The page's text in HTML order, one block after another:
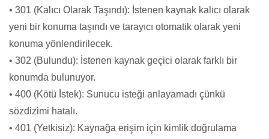
• 301 (Kalıcı Olarak Taşındı): İstenen kaynak kalıcı olarak
yeni bir konuma taşındı ve tarayıcı otomatik olarak yeni
konuma yönlendirilecek.
• 302 (Bulundu): İstenen kaynak geçici olarak farklı bir
konumda bulunuyor.
• 400 (Kötü İstek): Sunucu isteği anlayamadı çünkü
sözdizimi hatalı.
• 401 (Yetkisiz): Kaynağa erişim için kimlik doğrulama